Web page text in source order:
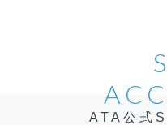
ATA公式